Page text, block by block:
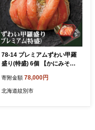
78-14 プレミアムずわい甲羅
盛り(特盛) 6個 【かにみそま
り】｜かに ずわいがに 高品
質
寄附金額 78,000円
北海道紋別市